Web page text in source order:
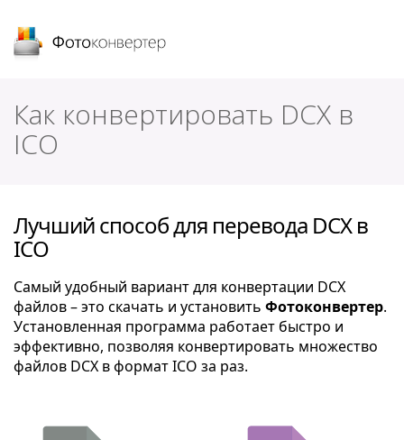
Как конвертировать DCX в
ICO
Лучший способ для перевода DCX в
ICO
Самый удобный вариант для конвертации DCX
файлов – это скачать и установить Фотоконвертер.
Установленная программа работает быстро и
эффективно, позволяя конвертировать множество
файлов DCX в формат ICO за раз.